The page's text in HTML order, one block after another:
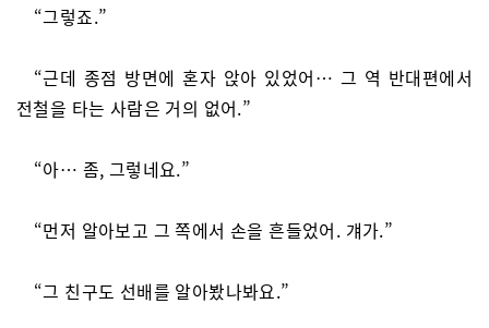
“그렇죠.”
“근데 종점 방면에 혼자 앉아 있었어… 그 역 반대편에서
전철을 타는 사람은 거의 없어.”
“아… 좀, 그렇네요.”
“먼저 알아보고 그 쪽에서 손을 흔들었어. 걔가.”
“그 친구도 선배를 알아봤나봐요.”